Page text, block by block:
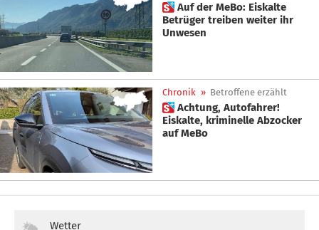
 Auf der MeBo: Eiskalte
Betrüger treiben weiter ihr
Unwesen
Chronik » Betroffene erzählt
 Achtung, Autofahrer!
Eiskalte, kriminelle Abzocker
auf MeBo
Wetter